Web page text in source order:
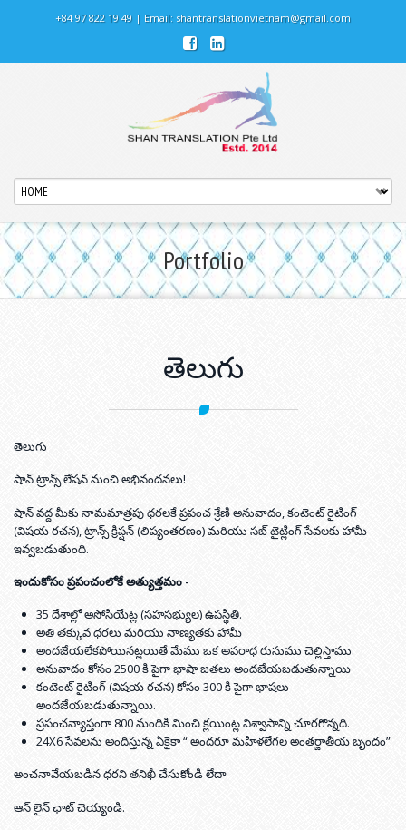
+84 97 822 19 49 | Email: shantranslationvietnam@gmail.com
Portfolio
తెలుగు
తెలుగు
షాన్ ట్రాన్స్ లేషన్ నుంచి అభినందనలు!
షాన్ వద్ద మీకు నామమాత్రపు ధరలకే ప్రపంచ శ్రేణి అనువాదం, కంటెంట్ రైటింగ్
(విషయ రచన), ట్రాన్స్ క్రిప్షన్ (లిప్యంతరణం) మరియు సబ్ టైట్లింగ్ సేవలకు హామీ
ఇవ్వబడుతుంది.
ఇందుకోసం ప్రపంచంలోకే అత్యుత్తమం -
35 దేశాల్లో అసోసియేట్ల (సహసభ్యుల) ఉపస్థితి.
అతి తక్కువ ధరలు మరియు నాణ్యతకు హామీ
అందజేయలేకపోయినట్లయితే మేము ఒక అపరాధ రుసుము చెల్లిస్తాము.
అనువాదం కోసం 2500 కి పైగా భాషా జతలు అందజేయబడుతున్నాయి
కంటెంట్ రైటింగ్ (విషయ రచన) కోసం 300 కి పైగా భాషలు
అందజేయబడుతున్నాయి.
ప్రపంచవ్యాప్తంగా 800 మందికి మించి క్లయింట్ల విశ్వాసాన్ని చూరగొన్నది.
24X6 సేవలను అందిస్తున్న ఏకైకా “ అందరూ మహిళలేగల అంతర్జాతీయ బృందం”
అంచనావేయబడిన ధరని తనిఖీ చేసుకోండి లేదా
ఆన్ లైన్ ఛాట్ చెయ్యండి.